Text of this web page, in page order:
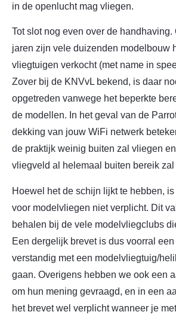
in de openlucht mag vliegen.
Tot slot nog even over de handhaving.
jaren zijn vele duizenden modelbouw
vliegtuigen verkocht (met name in
Zover bij de KNVvL bekend, is daar
opgetreden vanwege het beperkte
de modellen. In het geval van de
dekking van jouw WiFi netwerk
de praktijk weinig buiten zal vliegen
vliegveld al helemaal buiten bereik zal
Hoewel het de schijn lijkt te hebben,
voor modelvliegen niet verplicht. Dit
behalen bij de vele modelvliegclubs
Een dergelijk brevet is dus voorral
verstandig met een modelvliegtuig/
gaan. Overigens hebben we ook een
om hun mening gevraagd, en in een
het brevet wel verplicht wanneer je